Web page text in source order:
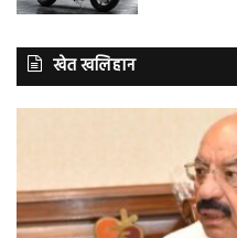
खेत खलिहान